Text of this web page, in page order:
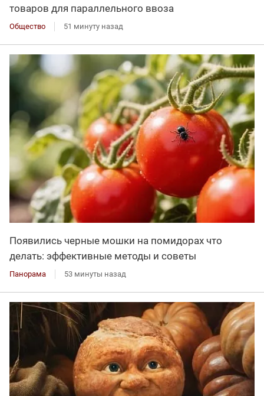
товаров для параллельного ввоза
Общество 51 минуту назад
Появились черные мошки на помидорах что
делать: эффективные методы и советы
Панорама 53 минуты назад